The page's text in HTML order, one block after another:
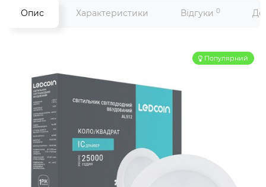
Опис Характеристики Відгуки 0
Популярний